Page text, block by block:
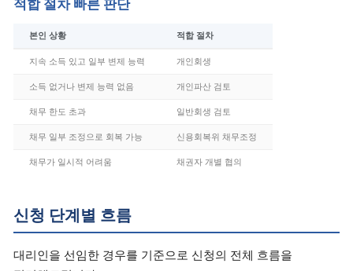
적합 절차 빠른 판단
본인 상황 적합 절차
지속 소득 있고 일부 변제 능력 개인회생
소득 없거나 변제 능력 없음 개인파산 검토
채무 한도 초과 일반회생 검토
채무 일부 조정으로 회복 가능 신용회복위 채무조정
채무가 일시적 어려움 채권자 개별 협의
신청 단계별 흐름
대리인을 선임한 경우를 기준으로 신청의 전체 흐름을